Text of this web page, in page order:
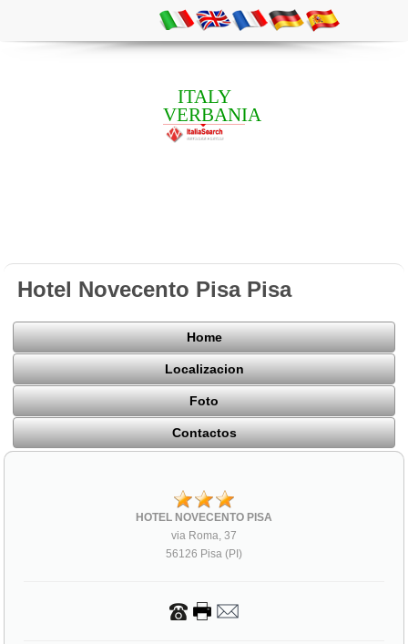
ITALY
VERBANIA
Hotel Novecento Pisa Pisa
Home
Localizacion
Foto
Contactos
HOTEL NOVECENTO PISA
via Roma, 37
56126 Pisa (PI)